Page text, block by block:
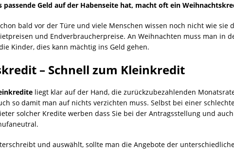
passende Geld auf der Habenseite hat, macht oft ein
bald vor der Türe und viele Menschen wissen noch nicht wie
und Endverbraucherpreise. An Weihnachten muss man in
Kinder, dies kann mächtig ins Geld gehen.
– Schnell zum Kleinkredit
liegt klar auf der Hand, die zurückzubezahlenden
so damit man auf nichts verzichten muss. Selbst bei einer
solcher Kredite werben dass Sie bei der Antragsstellung und
und auswählt, sollte man die Angebote der